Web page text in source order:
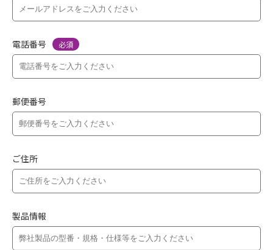
電話番号 必須
郵便番号
ご住所
製品情報